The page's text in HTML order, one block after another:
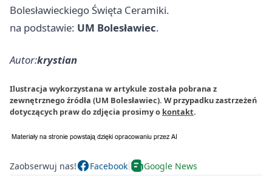
Bolesławieckiego Święta Ceramiki.
na podstawie: UM Bolesławiec.
Autor:krystian
Ilustracja wykorzystana w artykule została pobrana z
zewnętrznego źródła (UM Bolesławiec). W przypadku zastrzeżeń
dotyczących praw do zdjęcia prosimy o kontakt.
Zaobserwuj nas! Facebook Google News